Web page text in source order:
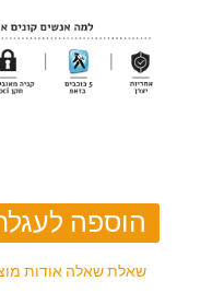
שאלת שאלה אודות